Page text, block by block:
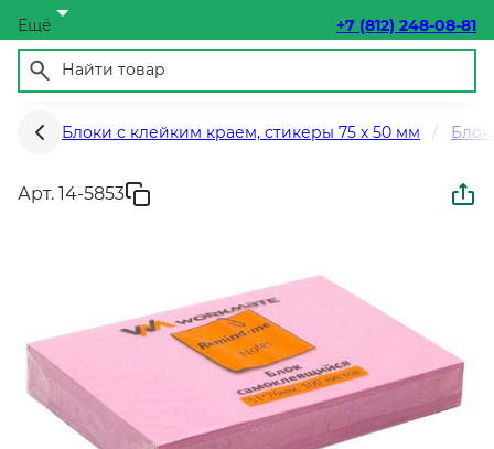
Ещё +7 (812) 248-08-81
Блоки с клейким краем, стикеры 75 х 50 мм
Арт. 14-5853